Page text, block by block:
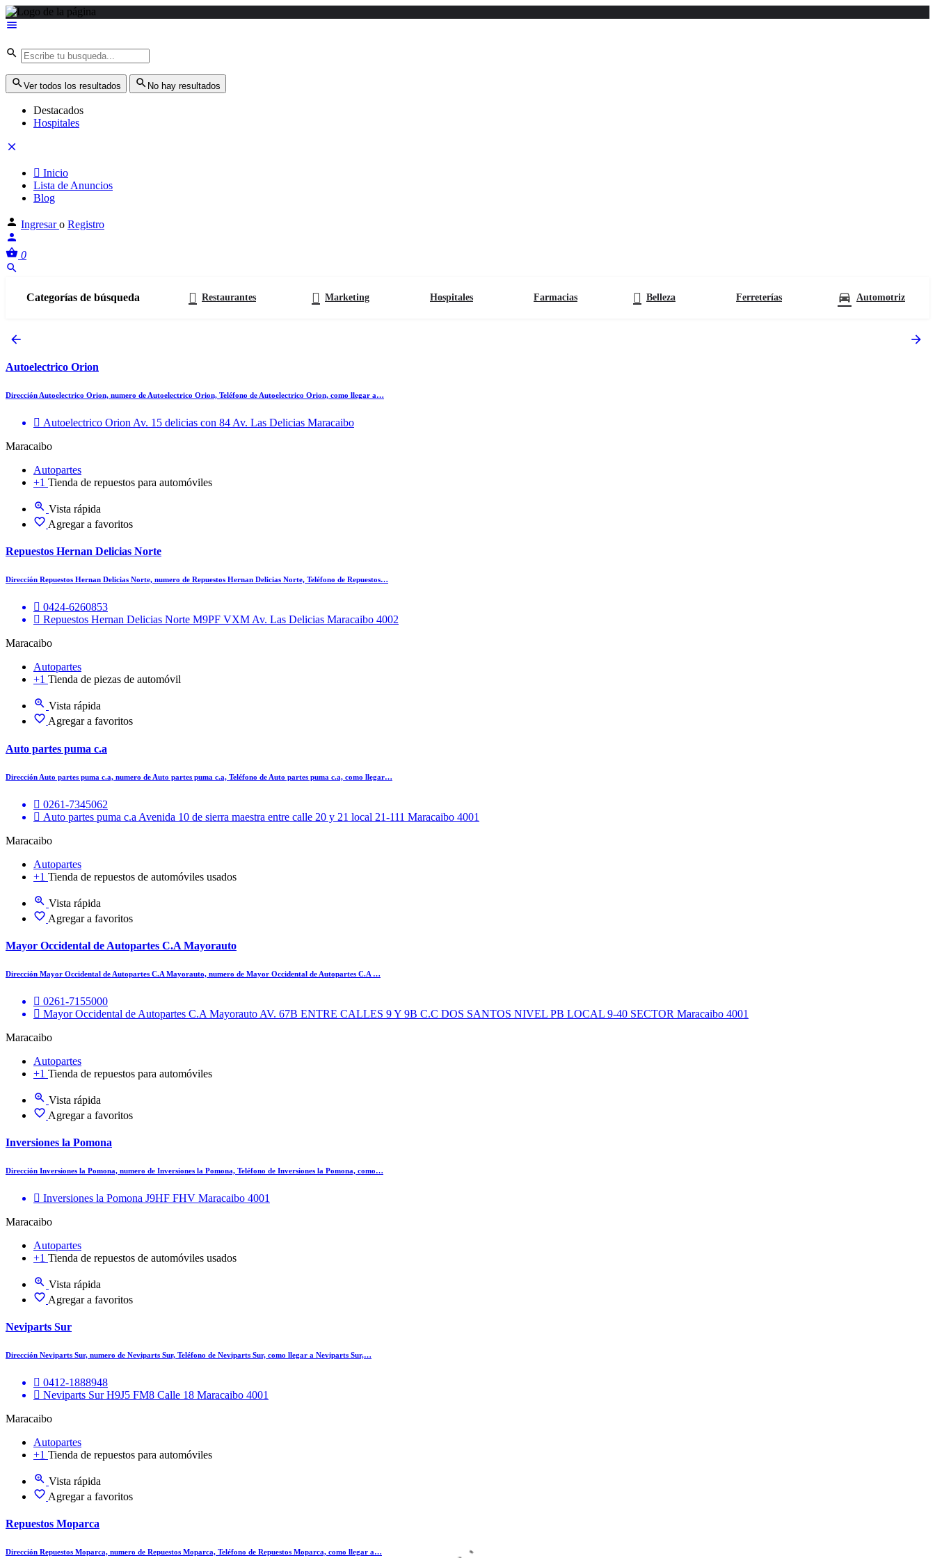
Ver todos los resultados No hay resultados
Destacados
Hospitales
Inicio
Lista de Anuncios
Blog
Ingresaro Registro
0
Categorías de búsqueda Restaurantes Marketing Hospitales Farmacias Belleza Ferreterías Automotriz
Autoelectrico Orion
Dirección Autoelectrico Orion, numero de Autoelectrico Orion, Teléfono de Autoelectrico Orion, como llegar a…
Autoelectrico Orion Av. 15 delicias con 84 Av. Las Delicias Maracaibo
Maracaibo
Autopartes
+1 Tienda de repuestos para automóviles
Vista rápida
Agregar a favoritos
Repuestos Hernan Delicias Norte
Dirección Repuestos Hernan Delicias Norte, numero de Repuestos Hernan Delicias Norte, Teléfono de Repuestos…
0424-6260853
Repuestos Hernan Delicias Norte M9PF VXM Av. Las Delicias Maracaibo 4002
Maracaibo
Autopartes
+1 Tienda de piezas de automóvil
Vista rápida
Agregar a favoritos
Auto partes puma c.a
Dirección Auto partes puma c.a, numero de Auto partes puma c.a, Teléfono de Auto partes puma c.a, como llegar…
0261-7345062
Auto partes puma c.a Avenida 10 de sierra maestra entre calle 20 y 21 local 21-111 Maracaibo 4001
Maracaibo
Autopartes
+1 Tienda de repuestos de automóviles usados
Vista rápida
Agregar a favoritos
Mayor Occidental de Autopartes C.A Mayorauto
Dirección Mayor Occidental de Autopartes C.A Mayorauto, numero de Mayor Occidental de Autopartes C.A …
0261-7155000
Mayor Occidental de Autopartes C.A Mayorauto AV. 67B ENTRE CALLES 9 Y 9B C.C DOS SANTOS NIVEL PB LOCAL 9-40 SECTOR Maracaibo 4001
Maracaibo
Autopartes
+1 Tienda de repuestos para automóviles
Vista rápida
Agregar a favoritos
Inversiones la Pomona
Dirección Inversiones la Pomona, numero de Inversiones la Pomona, Teléfono de Inversiones la Pomona, como…
Inversiones la Pomona J9HF FHV Maracaibo 4001
Maracaibo
Autopartes
+1 Tienda de repuestos de automóviles usados
Vista rápida
Agregar a favoritos
Neviparts Sur
Dirección Neviparts Sur, numero de Neviparts Sur, Teléfono de Neviparts Sur, como llegar a Neviparts Sur,…
0412-1888948
Neviparts Sur H9J5 FM8 Calle 18 Maracaibo 4001
Maracaibo
Autopartes
+1 Tienda de repuestos para automóviles
Vista rápida
Agregar a favoritos
Repuestos Moparca
Dirección Repuestos Moparca, numero de Repuestos Moparca, Teléfono de Repuestos Moparca, como llegar a…